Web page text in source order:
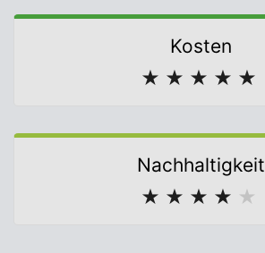
Kosten
★ ★ ★ ★ ★
Nachhaltigkeit
★ ★ ★ ★ ★